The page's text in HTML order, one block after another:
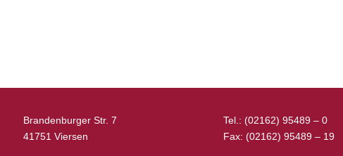
Brandenburger Str. 7
41751 Viersen
Tel.: (02162) 95489 – 0
Fax: (02162) 95489 – 19